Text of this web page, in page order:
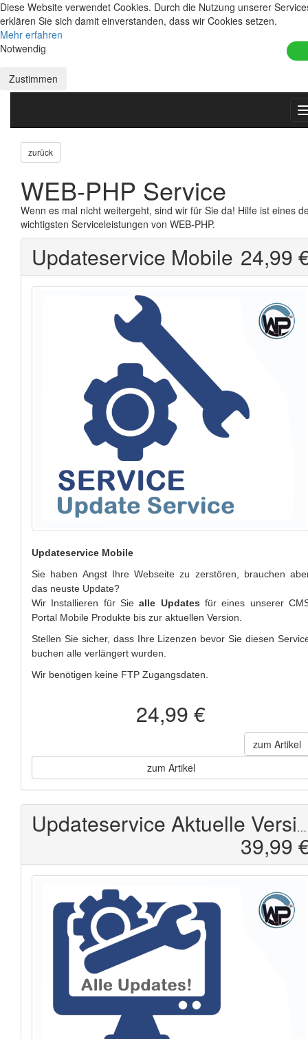
Diese Website verwendet Cookies. Durch die Nutzung unserer
erklären Sie sich damit einverstanden, dass wir Cookies setzen.
Mehr erfahren
Notwendig
Zustimmen
zurück
WEB-PHP Service
Wenn es mal nicht weitergeht, sind wir für Sie da! Hilfe ist eines
wichtigsten Serviceleistungen von WEB-PHP.
Updateservice Mobile 24,99
Updateservice Mobile
Sie haben Angst Ihre Webseite zu zerstören, brauchen
das neuste Update?
Wir Installieren für Siealle Updatesfür eines unserer
Portal Mobile Produkte bis zur aktuellen Version.
Stellen Sie sicher, dass Ihre Lizenzen bevor Sie diesen
buchen alle verlängert wurden.
Wir benötigen keine FTP Zugangsdaten.
24,99 €
zum Artikel
zum Artikel
Updateservice Aktuelle Version V2
39,99